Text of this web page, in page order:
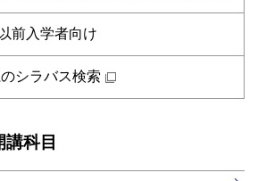
専門科目
外国語科目
トレプレナーシップ科目
前入学者向け
シラバス検索
科目